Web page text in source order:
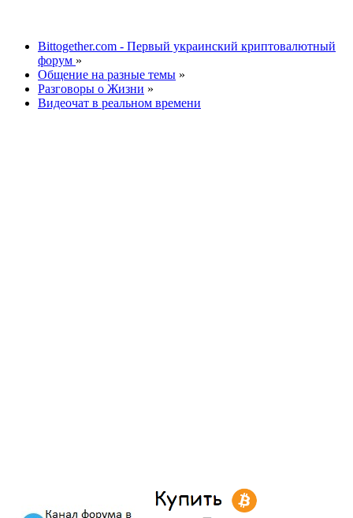
Bittogether.com - Первый украинский криптовалютный
форум »
Общение на разные темы »
Разговоры о Жизни »
Видеочат в реальном времени